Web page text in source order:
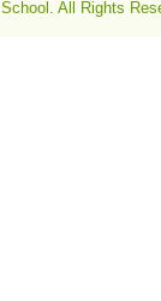
All Rights